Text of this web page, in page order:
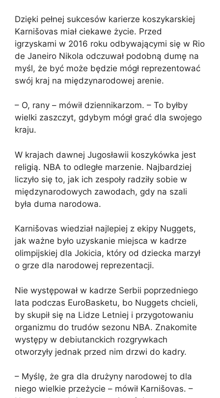
Dzięki pełnej sukcesów karierze koszykarskiej
Karnišovas miał ciekawe życie. Przed
igrzyskami w 2016 roku odbywającymi się w Rio
de Janeiro Nikola odczuwał podobną dumę na
myśl, że być może będzie mógł reprezentować
swój kraj na międzynarodowej arenie.
– O, rany – mówił dziennikarzom. – To byłby
wielki zaszczyt, gdybym mógł grać dla swojego
kraju.
W krajach dawnej Jugosławii koszykówka jest
religią. NBA to odległe marzenie. Najbardziej
liczyło się to, jak ich zespoły radziły sobie w
międzynarodowych zawodach, gdy na szali
była duma narodowa.
Karnišovas wiedział najlepiej z ekipy Nuggets,
jak ważne było uzyskanie miejsca w kadrze
olimpijskiej dla Jokicia, który od dziecka marzył
o grze dla narodowej reprezentacji.
Nie występował w kadrze Serbii poprzedniego
lata podczas EuroBasketu, bo Nuggets chcieli,
by skupił się na Lidze Letniej i przygotowaniu
organizmu do trudów sezonu NBA. Znakomite
występy w debiutanckich rozgrywkach
otworzyły jednak przed nim drzwi do kadry.
– Myślę, że gra dla drużyny narodowej to dla
niego wielkie przeżycie – mówił Karnišovas. –